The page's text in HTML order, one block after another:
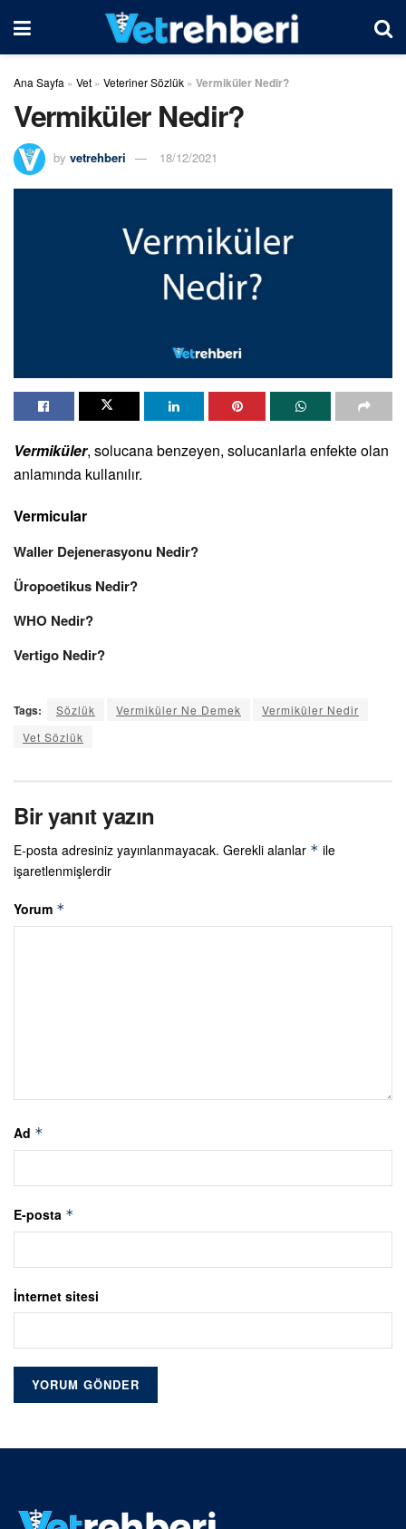
Ana Sayfa » Vet » Veteriner Sözlük » Vermiküler Nedir?
Vermiküler Nedir?
by vetrehberi 18/12/2021
Vermiküler, solucana benzeyen, solucanlarla enfekte olan
anlamında kullanılır.
Vermicular
Waller Dejenerasyonu Nedir?
Üropoetikus Nedir?
WHO Nedir?
Vertigo Nedir?
Tags: Sözlük Vermiküler Ne Demek
Vermiküler Nedir
Vet Sözlük
Bir yanıt yazın
E-posta adresiniz yayınlanmayacak. Gerekli alanlar * ile
işaretlenmişlerdir
Yorum *
Ad *
E-posta *
İnternet sitesi